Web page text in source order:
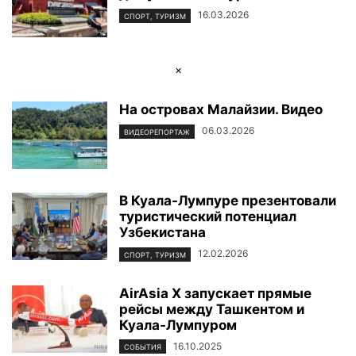
СПОРТ, ТУРИЗМ 16.03.2026
×
На островах Малайзии. Видео
ВИДЕОРЕПОРТАЖ 06.03.2026
В Куала-Лумпуре презентовали
туристический потенциал
Узбекистана
СПОРТ, ТУРИЗМ 12.02.2026
AirAsia X запускает прямые
рейсы между Ташкентом и
Куала-Лумпуром
СОБЫТИЯ 16.10.2025